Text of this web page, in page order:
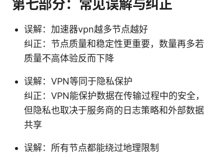
第七部分：常见误解与纠正
误解：加速器vpn越多节点越好
纠正：节点质量和稳定性更重要，数量再多若
质量不高体验反而下降
误解：VPN等同于隐私保护
纠正：VPN能保护数据在传输过程中的安全，
但隐私也取决于服务商的日志策略和外部数据
共享
误解：所有节点都能绕过地理限制